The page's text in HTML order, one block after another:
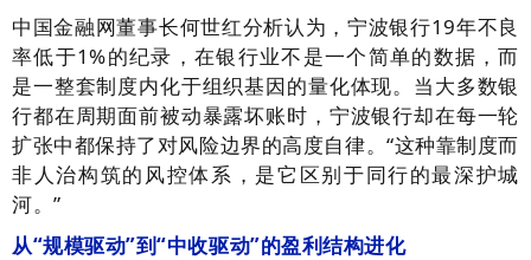
中国金融网董事长何世红分析认为，宁波银行19年不良
率低于1%的纪录，在银行业不是一个简单的数据，而
是一整套制度内化于组织基因的量化体现。当大多数银
行都在周期面前被动暴露坏账时，宁波银行却在每一轮
扩张中都保持了对风险边界的高度自律。“这种靠制度而
非人治构筑的风控体系，是它区别于同行的最深护城
河。”
从“规模驱动”到“中收驱动”的盈利结构进化